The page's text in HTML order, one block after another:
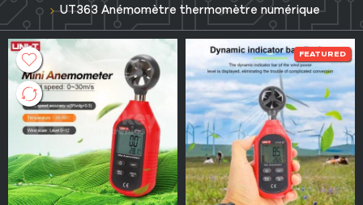
UT363 Anémomètre thermomètre numérique
FEATURED